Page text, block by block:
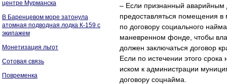
центре Мурманска
В Баренцевом море затонула
атомная подводная лодка К-159 с
экипажем
Монетизация льгот
Сотовая связь
Повременка
– Если признанный аварийным
предоставляться помещения
по договору социального
маневренном фонде, чтобы
должен заключаться договор
Если по истечении этого
иском к администрации
договору соцнайма.